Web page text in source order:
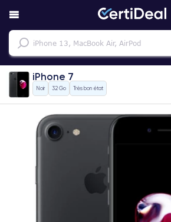
iPhone 7
Noir 32 Go Très bon état